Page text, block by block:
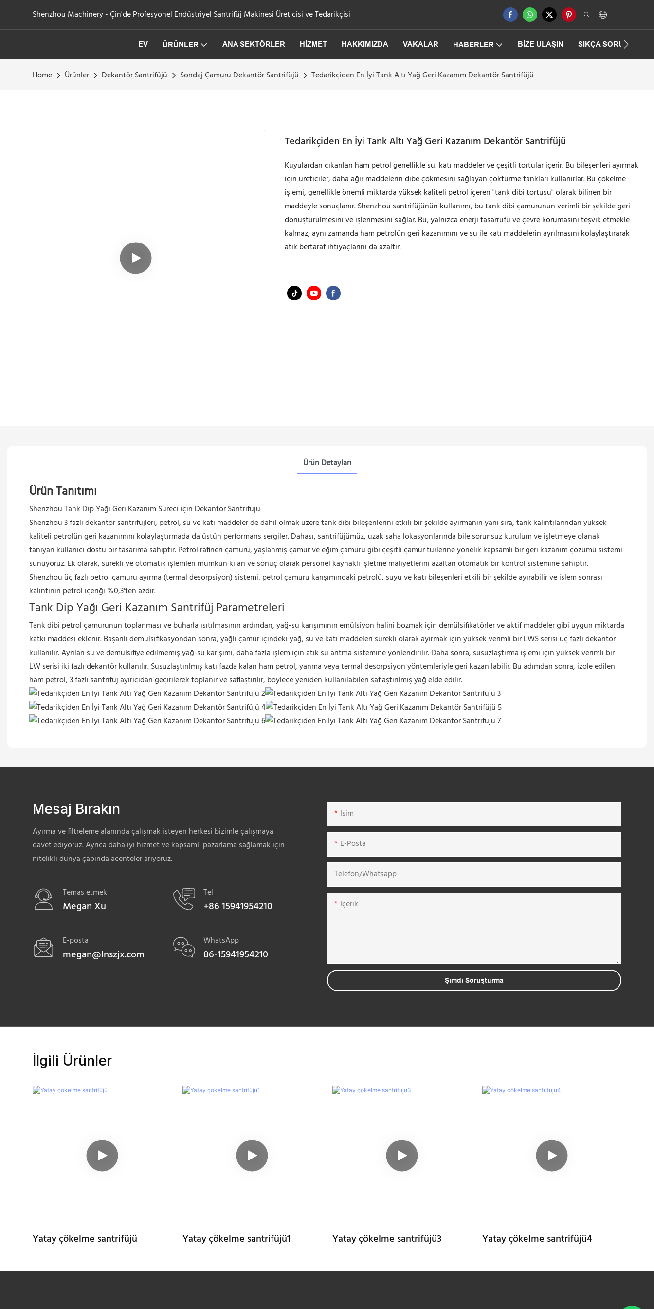
Shenzhou Machinery - Çin'de Profesyonel Endüstriyel Santrifüj Makinesi Üreticisi ve Tedarikçisi
EV ÜRÜNLER ANA SEKTÖRLER HIZMET HAKKIMIZDA VAKALAR HABERLER BIZE ULAŞIN SIKÇA SORULAN
Home Ürünler Dekantör Santrifüjü Sondaj Çamuru Dekantör Santrifüjü Tedarikçiden En İyi Tank Altı Yağ Geri Kazanım Dekantör Santrifüjü
Tedarikçiden En İyi Tank Altı Yağ Geri Kazanım Dekantör Santrifüjü
Kuyulardan çıkarılan ham petrol genellikle su, katı maddeler ve çeşitli tortular içerir. Bu bileşenleri ayırmak
için üreticiler, daha ağır maddelerin dibe çökmesini sağlayan çöktürme tankları kullanırlar. Bu çökelme
işlemi, genellikle önemli miktarda yüksek kaliteli petrol içeren "tank dibi tortusu" olarak bilinen bir
maddeyle sonuçlanır. Shenzhou santrifüjünün kullanımı, bu tank dibi çamurunun verimli bir şekilde geri
dönüştürülmesini ve işlenmesini sağlar. Bu, yalnızca enerji tasarrufu ve çevre korumasını teşvik etmekle
kalmaz, aynı zamanda ham petrolün geri kazanımını ve su ile katı maddelerin ayrılmasını kolaylaştırarak
atık bertaraf ihtiyaçlarını da azaltır.
Ürün Detayları
Ürün Tanıtımı
Shenzhou Tank Dip Yağı Geri Kazanım Süreci için Dekantör Santrifüjü
Shenzhou 3 fazlı dekantör santrifüjleri, petrol, su ve katı maddeler de dahil olmak üzere tank dibi bileşenlerini etkili bir şekilde ayırmanın yanı sıra, tank kalıntılarından yüksek
kaliteli petrolün geri kazanımını kolaylaştırmada da üstün performans sergiler. Dahası, santrifüjümüz, uzak saha lokasyonlarında bile sorunsuz kurulum ve işletmeye olanak
tanıyan kullanıcı dostu bir tasarıma sahiptir. Petrol rafineri çamuru, yaşlanmış çamur ve eğim çamuru gibi çeşitli çamur türlerine yönelik kapsamlı bir geri kazanım çözümü sistemi
sunuyoruz. Ek olarak, sürekli ve otomatik işlemleri mümkün kılan ve sonuç olarak personel kaynaklı işletme maliyetlerini azaltan otomatik bir kontrol sistemine sahiptir.
Shenzhou üç fazlı petrol çamuru ayırma (termal desorpsiyon) sistemi, petrol çamuru karışımındaki petrolü, suyu ve katı bileşenleri etkili bir şekilde ayırabilir ve işlem sonrası
kalıntının petrol içeriği %0,3'ten azdır.
Tank Dip Yağı Geri Kazanım Santrifüj Parametreleri
Tank dibi petrol çamurunun toplanması ve buharla ısıtılmasının ardından, yağ-su karışımının emülsiyon halini bozmak için demülsifikatörler ve aktif maddeler gibi uygun miktarda
katkı maddesi eklenir. Başarılı demülsifikasyondan sonra, yağlı çamur içindeki yağ, su ve katı maddeleri sürekli olarak ayırmak için yüksek verimli bir LWS serisi üç fazlı dekantör
kullanılır. Ayrılan su ve demülsifiye edilmemiş yağ-su karışımı, daha fazla işlem için atık su arıtma sistemine yönlendirilir. Daha sonra, susuzlaştırma işlemi için yüksek verimli bir
LW serisi iki fazlı dekantör kullanılır. Susuzlaştırılmış katı fazda kalan ham petrol, yanma veya termal desorpsiyon yöntemleriyle geri kazanılabilir. Bu adımdan sonra, izole edilen
ham petrol, 3 fazlı santrifüj ayırıcıdan geçirilerek toplanır ve saflaştırılır, böylece yeniden kullanılabilen saflaştırılmış yağ elde edilir.
Mesaj Bırakın
Ayırma ve filtreleme alanında çalışmak isteyen herkesi bizimle çalışmaya
davet ediyoruz. Ayrıca daha iyi hizmet ve kapsamlı pazarlama sağlamak için
nitelikli dünya çapında acenteler arıyoruz.
Temas etmek
Megan Xu
Tel
+86 15941954210
E-posta
megan@lnszjx.com
WhatsApp
86-15941954210
Isim
E-Posta
Telefon/whatsapp
Içerik
Şimdi Soruşturma
İlgili Ürünler
Yatay çökelme santrifüjü Yatay çökelme santrifüjü1 Yatay çökelme santrifüjü3 Yatay çökelme santrifüjü4